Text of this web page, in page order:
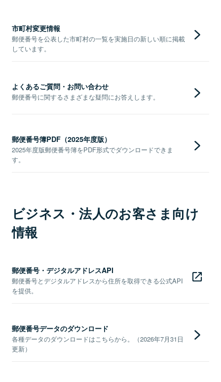
市町村変更情報
郵便番号を公表した市町村の一覧を実施日の新しい順に掲載
しています。
よくあるご質問・お問い合わせ
郵便番号に関するさまざまな疑問にお答えします。
郵便番号簿PDF（2025年度版）
2025年度版郵便番号簿をPDF形式でダウンロードできま
す。
ビジネス・法人のお客さま向け
情報
郵便番号・デジタルアドレスAPI
郵便番号とデジタルアドレスから住所を取得できる公式API
を提供。
郵便番号データのダウンロード
各種データのダウンロードはこちらから。（2026年7月31日
更新）